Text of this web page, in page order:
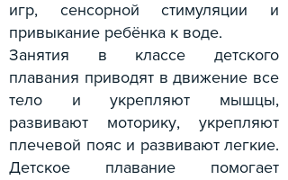
игр, сенсорной стимуляции и
привыкание ребёнка к воде.
Занятия в классе детского
плавания приводят в движение все
тело и укрепляют мышцы,
развивают моторику, укрепляют
плечевой пояс и развивают легкие.
Детское плавание помогает